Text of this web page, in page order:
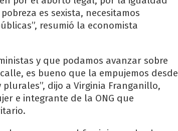
es sexista, necesitamos
resumió la economista
la red social.
y que podamos avanzar sobre
es bueno que la empujemos desde
dijo a Virginia Franganillo,
e integrante de la ONG que